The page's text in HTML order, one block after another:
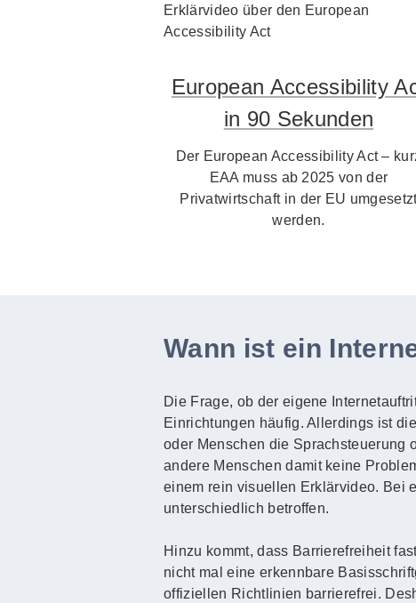
European Accessibility
in 90 Sekunden
Der European Accessibility Act –
EAA muss ab 2025 von der
Privatwirtschaft in der EU
werden.
Wann ist ein
Die Frage, ob der eigene
Einrichtungen häufig. Allerdings ist
oder Menschen die Sprachsteuerung
andere Menschen damit keine
einem rein visuellen Erklärvideo. Bei
unterschiedlich betroffen.
Hinzu kommt, dass Barrierefreiheit
nicht mal eine erkennbare
offiziellen Richtlinien barrierefrei.